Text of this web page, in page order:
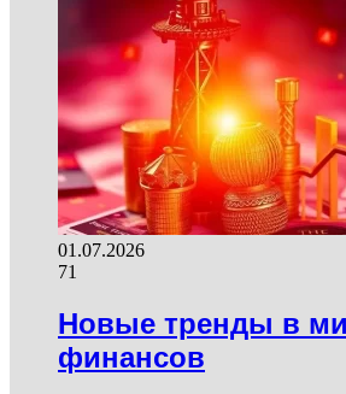
01.07.2026
71
Новые тренды в
финансов